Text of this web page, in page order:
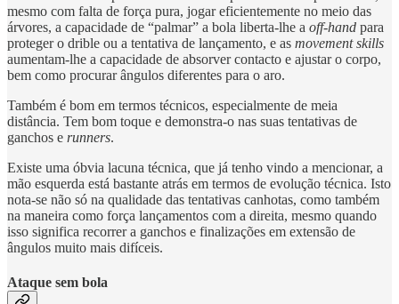
mesmo com falta de força pura, jogar eficientemente no meio das
árvores, a capacidade de “palmar” a bola liberta-lhe a off-hand para
proteger o drible ou a tentativa de lançamento, e as movement skills
aumentam-lhe a capacidade de absorver contacto e ajustar o corpo,
bem como procurar ângulos diferentes para o aro.
Também é bom em termos técnicos, especialmente de meia
distância. Tem bom toque e demonstra-o nas suas tentativas de
ganchos e runners.
Existe uma óbvia lacuna técnica, que já tenho vindo a mencionar, a
mão esquerda está bastante atrás em termos de evolução técnica. Isto
nota-se não só na qualidade das tentativas canhotas, como também
na maneira como força lançamentos com a direita, mesmo quando
isso significa recorrer a ganchos e finalizações em extensão de
ângulos muito mais difíceis.
Ataque sem bola